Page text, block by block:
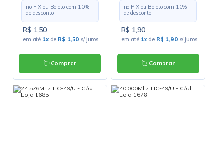
no PIX ou Boleto com 10%
de desconto
R$ 1,50
em até 1x de R$ 1,50 s/ juros
Comprar
no PIX ou Boleto com 10%
de desconto
R$ 1,90
em até 1x de R$ 1,90 s/ juros
Comprar